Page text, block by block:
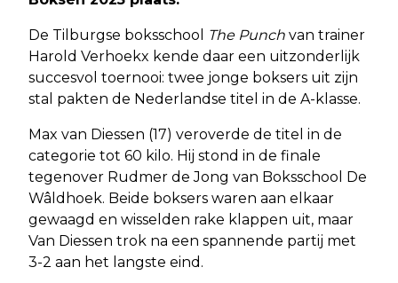
De Tilburgse boksschool The Punch van trainer
Harold Verhoekx kende daar een uitzonderlijk
succesvol toernooi: twee jonge boksers uit zijn
stal pakten de Nederlandse titel in de A-klasse.
Max van Diessen (17) veroverde de titel in de
categorie tot 60 kilo. Hij stond in de finale
tegenover Rudmer de Jong van Boksschool De
Wâldhoek. Beide boksers waren aan elkaar
gewaagd en wisselden rake klappen uit, maar
Van Diessen trok na een spannende partij met
3-2 aan het langste eind.